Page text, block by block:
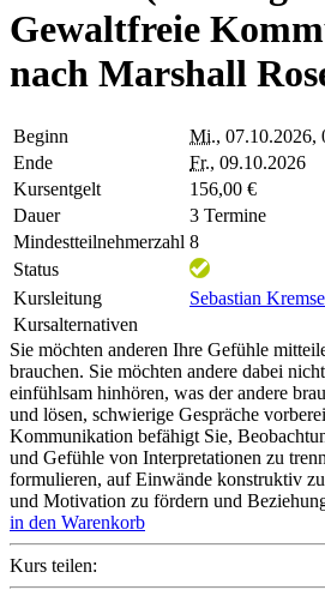
Gewaltfreie
nach Marshall
Beginn Mi., 07.10.2026,
Ende
Fr., 09.10.2026
Kursentgelt
156,00 €
Dauer
3 Termine
Mindestteilnehmerzahl 8
Status
Kursleitung
Sebastian
Kursalternativen
Sie möchten anderen Ihre Gefühle
brauchen. Sie möchten andere dabei
einfühlsam hinhören, was der andere
und lösen, schwierige Gespräche
Kommunikation befähigt Sie,
und Gefühle von Interpretationen zu
formulieren, auf Einwände konstruktiv
und Motivation zu fördern und
in den Warenkorb
Kurs teilen: